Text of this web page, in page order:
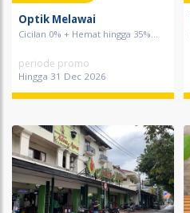
Optik Melawai
Cicilan 0% + Hemat hingga 35%...
periode promo
Hingga 31 Dec 2026